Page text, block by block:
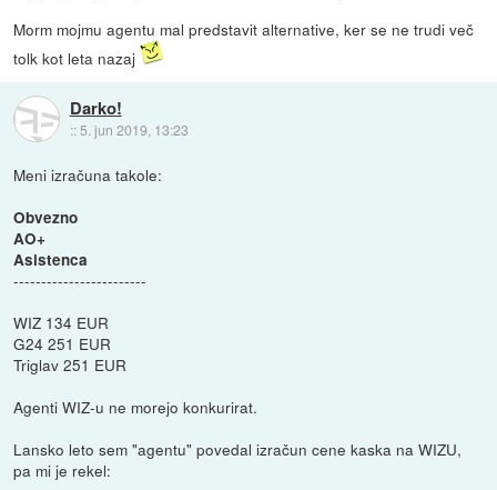
Morm mojmu agentu mal predstavit alternative, ker se ne trudi več
tolk kot leta nazaj
Darko!
:: 5. jun 2019, 13:23
Meni izračuna takole:
Obvezno
AO+
Asistenca
------------------------
WIZ 134 EUR
G24 251 EUR
Triglav 251 EUR
Agenti WIZ-u ne morejo konkurirat.
Lansko leto sem "agentu" povedal izračun cene kaska na WIZU,
pa mi je rekel: